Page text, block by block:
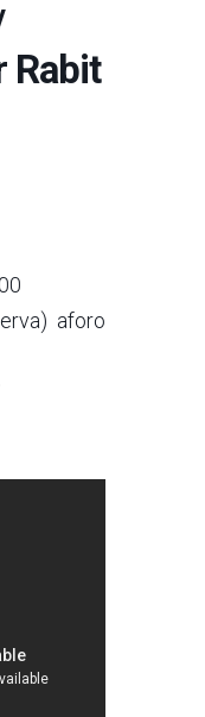
Rabit
aforo